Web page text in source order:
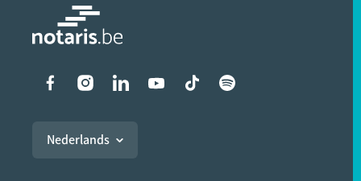
Liens vers les réseaux
Nederlands